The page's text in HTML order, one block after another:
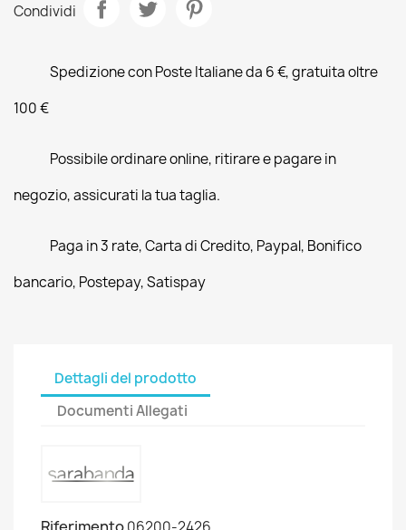
Condividi
Spedizione con Poste Italiane da 6 €, gratuita oltre
100 €
Possibile ordinare online, ritirare e pagare in
negozio, assicurati la tua taglia.
Paga in 3 rate, Carta di Credito, Paypal, Bonifico
bancario, Postepay, Satispay
Dettagli del prodotto
Documenti Allegati